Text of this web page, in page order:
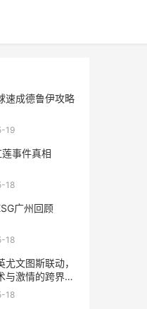
速成德鲁伊攻略
19
事件真相
18
广州回顾
18
尤文图斯联动，
与激情的跨界交
18